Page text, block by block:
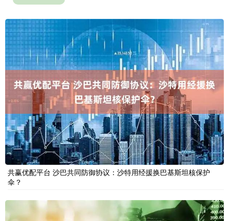
共赢优配平台 沙巴共同防御协议：沙特用经援换巴基斯坦核保护
伞？